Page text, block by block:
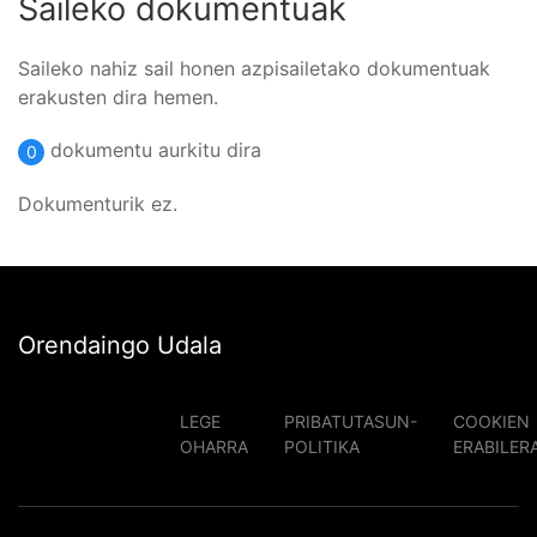
Saileko dokumentuak
Saileko nahiz sail honen azpisailetako dokumentuak
erakusten dira hemen.
0 dokumentu aurkitu dira
Dokumenturik ez.
Orendaingo Udala
LEGE
OHARRA
PRIBATUTASUN-
POLITIKA
COOKIEN